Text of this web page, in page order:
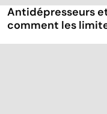
Antidépresseurs
comment les